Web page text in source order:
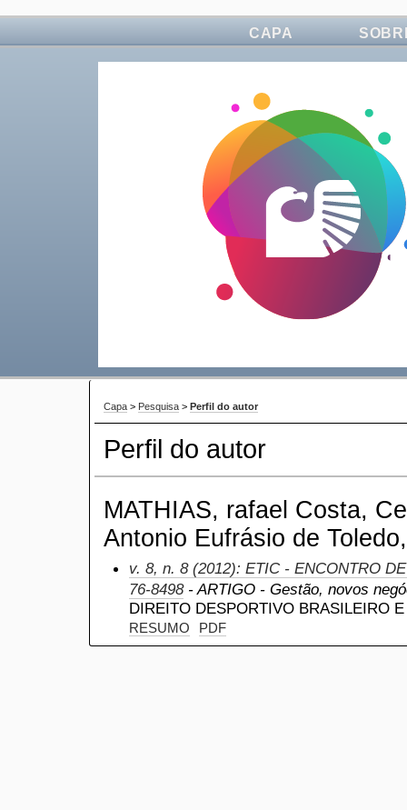
CAPA
Capa > Pesquisa > Perfil do autor
Perfil do autor
MATHIAS, rafael Costa,
Antonio Eufrásio de
v. 8, n. 8 (2012): ETIC - ENCONTRO
76-8498- ARTIGO - Gestão, novos
DIREITO DESPORTIVO BRASILEIRO
RESUMO PDF